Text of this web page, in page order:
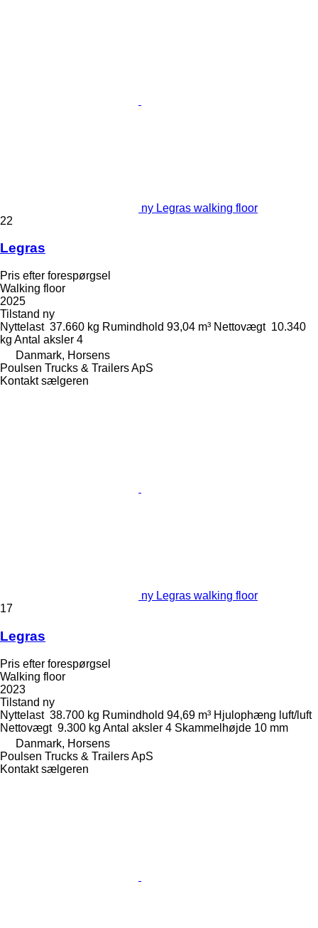
ny Legras walking floor
22
Legras
Pris efter forespørgsel
Walking floor
2025
Tilstand ny
Nyttelast 37.660 kg Rumindhold 93,04 m³ Nettovægt 10.340
kg Antal aksler 4
Danmark, Horsens
Poulsen Trucks & Trailers ApS
Kontakt sælgeren
ny Legras walking floor
17
Legras
Pris efter forespørgsel
Walking floor
2023
Tilstand ny
Nyttelast 38.700 kg Rumindhold 94,69 m³ Hjulophæng luft/luft
Nettovægt 9.300 kg Antal aksler 4 Skammelhøjde 10 mm
Danmark, Horsens
Poulsen Trucks & Trailers ApS
Kontakt sælgeren